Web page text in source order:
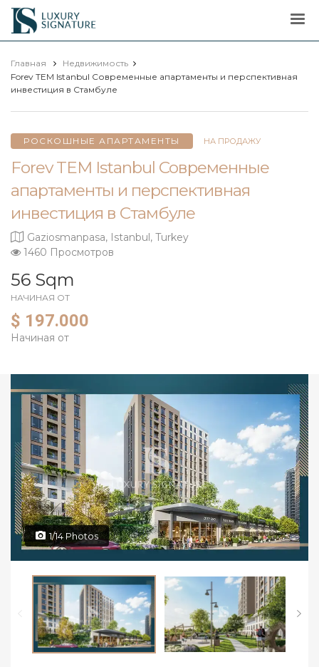
Luxury
Signature
Главная
Недвижимость
Forev TEM Istanbul Современные апартаменты и перспективная
инвестиция в Стамбуле
РОСКОШНЫЕ АПАРТАМЕНТЫ НА ПРОДАЖУ
Forev TEM Istanbul Современные
апартаменты и перспективная
инвестиция в Стамбуле
Gaziosmanpasa, Istanbul, Turkey
1460 Просмотров
56 Sqm
НАЧИНАЯ ОТ
$ 197.000
Начиная от
1/14 Photos